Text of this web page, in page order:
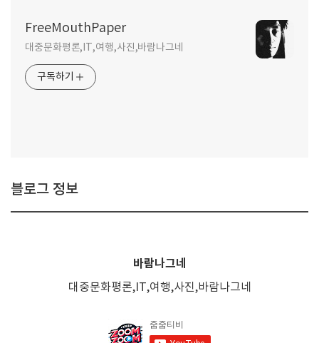
FreeMouthPaper
대중문화평론,IT,여행,사진,바람나그네
구독하기
블로그 정보
바람나그네
대중문화평론,IT,여행,사진,바람나그네